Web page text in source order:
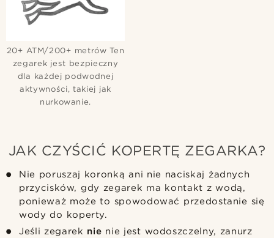
20+ ATM/200+ metrów Ten
zegarek jest bezpieczny
dla każdej podwodnej
aktywności, takiej jak
nurkowanie.
JAK CZYŚCIĆ KOPERTĘ ZEGARKA?
Nie poruszaj koronką ani nie naciskaj żadnych
przycisków, gdy zegarek ma kontakt z wodą,
ponieważ może to spowodować przedostanie się
wody do koperty.
Jeśli zegarek nie nie jest wodoszczelny, zanurz